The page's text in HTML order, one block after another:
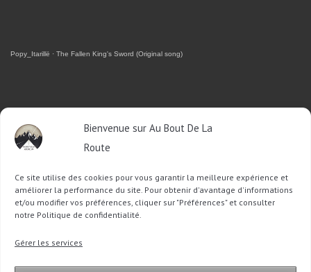
Bienvenue sur Au Bout De La
Route
Ce site utilise des cookies pour vous garantir la meilleure expérience et
améliorer la performance du site. Pour obtenir d'avantage d'informations
et/ou modifier vos préférences, cliquer sur "Préférences" et consulter
notre Politique de confidentialité.
Gérer les services
Popy_Itarillë · The Fallen King's Sword (Original song)
RETROUVEZ-MOI SUR FACEBOOK
OU SUR TWITTER
Follow @Sophie_ABDLRTweet to @Sophie_ABDLR